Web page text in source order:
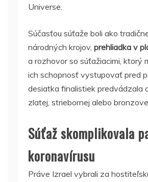
Universe.
Súčasťou súťaže boli ako
národných krojov, prehliadka v
a rozhovor so súťažiacimi, ktorý
ich schopnosť vystupovať pred
desiatka finalistiek predvádzala
zlatej, striebornej alebo
Súťaž skomplikovala
koronavírusu
Práve Izrael vybrali za